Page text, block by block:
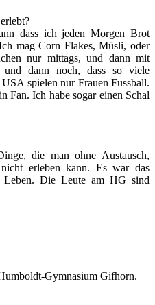
dass ich jeden Morgen Brot
mag Corn Flakes, Müsli, oder
nur mittags, und dann mit
dann noch, dass so viele
spielen nur Frauen Fussball.
Fan. Ich habe sogar einen Schal
die man ohne Austausch,
erleben kann. Es war das
Leben. Die Leute am HG sind
Gymnasium Gifhorn.